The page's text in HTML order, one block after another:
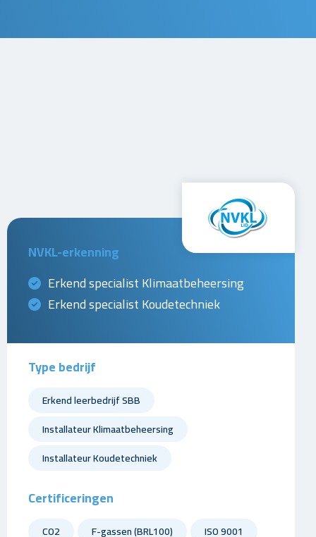
NVKL-erkenning
Erkend specialist Klimaatbeheersing
Erkend specialist Koudetechniek
Type bedrijf
Erkend leerbedrijf SBB
Installateur Klimaatbeheersing
Installateur Koudetechniek
Certificeringen
CO2 F-gassen (BRL100)
ISO 9001